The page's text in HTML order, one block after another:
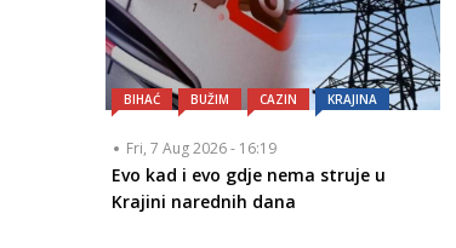
BIHAĆ BUŽIM CAZIN KRAJINA
Fri, 7 Aug 2026 - 16:19
Evo kad i evo gdje nema struje u
Krajini narednih dana